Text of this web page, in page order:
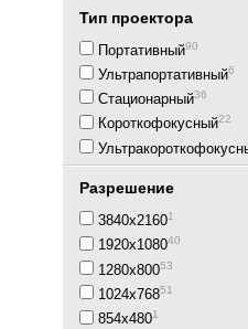
Тип проектора
Портативный90
Ультрапортативный6
Стационарный36
Короткофокусный22
Разрешение
3840x21601
1920x108040
1280x80053
1024x76851
854x4801